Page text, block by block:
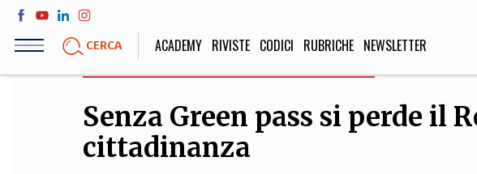
Salta
contenuto
CERCA ACADEMY RIVISTE CODICI RUBRICHE NEWSLETTER
LIFE STYLE
Sport, Cucina, Viaggi,
SOCIETÀ
Senza Green pass si perde il
cittadinanza